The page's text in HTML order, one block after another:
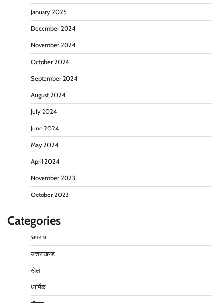
January 2025
December 2024
November 2024
October 2024
September 2024
August 2024
July 2024
June 2024
May 2024
April 2024
November 2023
October 2023
Categories
अपराध
उत्तराखण्ड
खेल
धार्मिक